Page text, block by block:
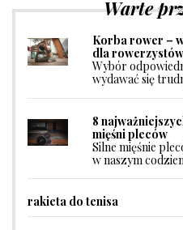
Warte
Korba rower –
dla rowerzystów
Wybór
wydawać się
8
mięśni pleców
Silne mięśnie
w naszym
rakieta do tenisa